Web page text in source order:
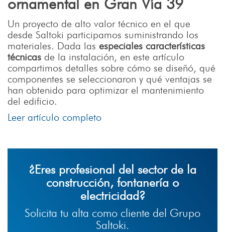
ornamental en Gran Vía 39
Un proyecto de alto valor técnico en el que
desde Saltoki participamos suministrando los
materiales. Dada las especiales características
técnicas de la instalación, en este artículo
compartimos detalles sobre cómo se diseñó, qué
componentes se seleccionaron y qué ventajas se
han obtenido para optimizar el mantenimiento
del edificio.
Leer artículo completo
¿Eres profesional del sector de la
construcción, fontanería o
electricidad?
Solicita tu alta como cliente del Grupo
Saltoki.